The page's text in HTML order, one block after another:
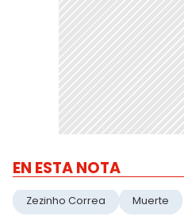
EN ESTA NOTA
Zezinho Correa Muerte